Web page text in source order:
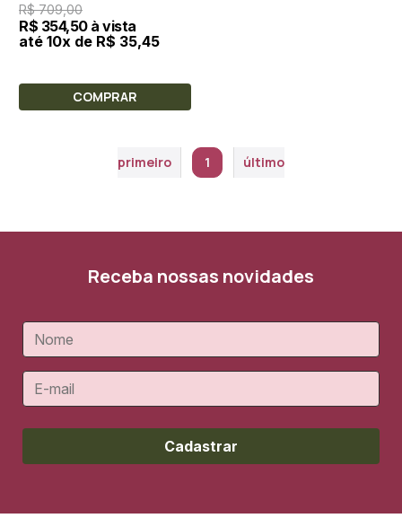
R$ 709,00
R$ 354,50 à vista
até 10x de R$ 35,45
COMPRAR
primeiro 1 último
Receba nossas novidades
Cadastrar